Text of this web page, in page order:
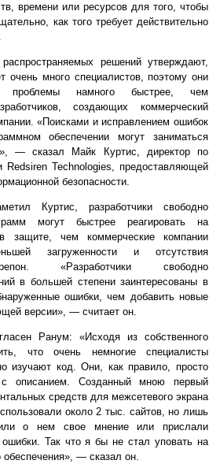
времени или ресурсов для того, чтобы
как того требует действительно
решений утверждают,
очень много специалистов, поэтому они
проблемы намного быстрее, чем
создающих коммерческий
«Поисками и исправлением ошибок
обеспечении могут заниматься
— сказал Майк Куртис, директор по
Redsiren Technologies, предоставляющей
безопасности.
Куртис, разработчики свободно
могут быстрее реагировать на
защите, чем коммерческие компании
загруженности и отсутствия
«Разработчики свободно
в большей степени заинтересованы в
ошибки, чем добавить новые
версии», — считает он.
Ранум: «Исходя из собственного
что очень немногие специалисты
изучают код. Они, как правило, просто
описанием. Созданный мною первый
средств для межсетевого экрана
около 2 тыс. сайтов, но лишь
о нем свое мнение или прислали
Так что я бы не стал уповать на
обеспечения», — сказал он.